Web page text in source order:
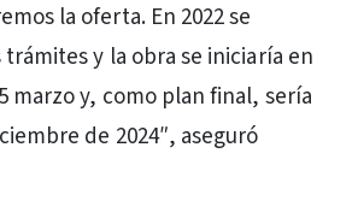
la oferta. En 2022 se
y la obra se iniciaría en
marzo y, como plan final, sería
de 2024″, aseguró